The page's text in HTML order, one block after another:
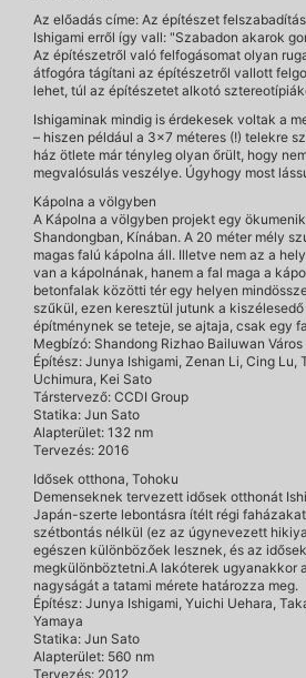
Az előadás címe: Az építészet
Ishigami erről így vall: "Szabadon akarok
Az építészetről való felfogásomat olyan
átfogóra tágítani az építészetről vallott
lehet, túl az építészetet alkotó
Ishigaminak mindig is érdekesek voltak a
– hiszen például a 3x7 méteres (!) telekre
ház ötlete már tényleg olyan őrült, hogy
megvalósulás veszélye. Úgyhogy most
Kápolna a völgyben
A Kápolna a völgyben projekt egy
Shandongban, Kínában. A 20 méter mély
magas falú kápolna áll. Illetve nem az a
van a kápolnának, hanem a fal maga a
betonfalak közötti tér egy helyen
szűkül, ezen keresztül jutunk a
építménynek se teteje, se ajtaja, csak egy
Megbízó: Shandong Rizhao Bailuwan Város
Építész: Junya Ishigami, Zenan Li, Cing Lu,
Uchimura, Kei Sato
Társtervező: CCDI Group
Statika: Jun Sato
Alapterület: 132 nm
Tervezés: 2016
Idősek otthona, Tohoku
Demenseknek tervezett idősek otthonát
Japán-szerte lebontásra ítélt régi
szétbontás nélkül (ez az úgynevezett
egészen különbözőek lesznek, és az
megkülönböztetni.A lakóterek ugyanakkor
nagyságát a tatami mérete határozza meg.
Építész: Junya Ishigami, Yuichi Uehara,
Yamaya
Statika: Jun Sato
Alapterület: 560 nm
Tervezés: 2012